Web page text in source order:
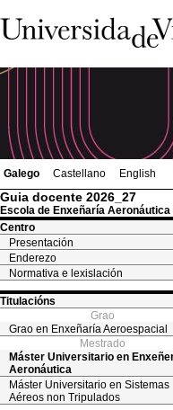
Galego Castellano English
Guia docente 2026_27
Escola de Enxeñaría Aeronáutica
Centro
Presentación
Enderezo
Normativa e lexislación
Titulacións
Grao
Grao en Enxeñaría Aeroespacial
Mestrado
Máster Universitario en
Aeronáutica
Máster Universitario en Sistemas
Aéreos non Tripulados